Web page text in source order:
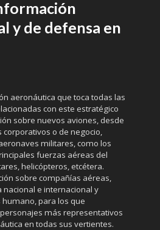
y de defensa en
aeronáutica que toca todas las
con este estratégico
sobre nuevos aviones, desde
corporativos o de negocio,
militares, como los
fuerzas aéreas del
helicópteros, etcétera.
sobre compañías aéreas,
e internacional y
para los que
más representativos
en todas sus vertientes.